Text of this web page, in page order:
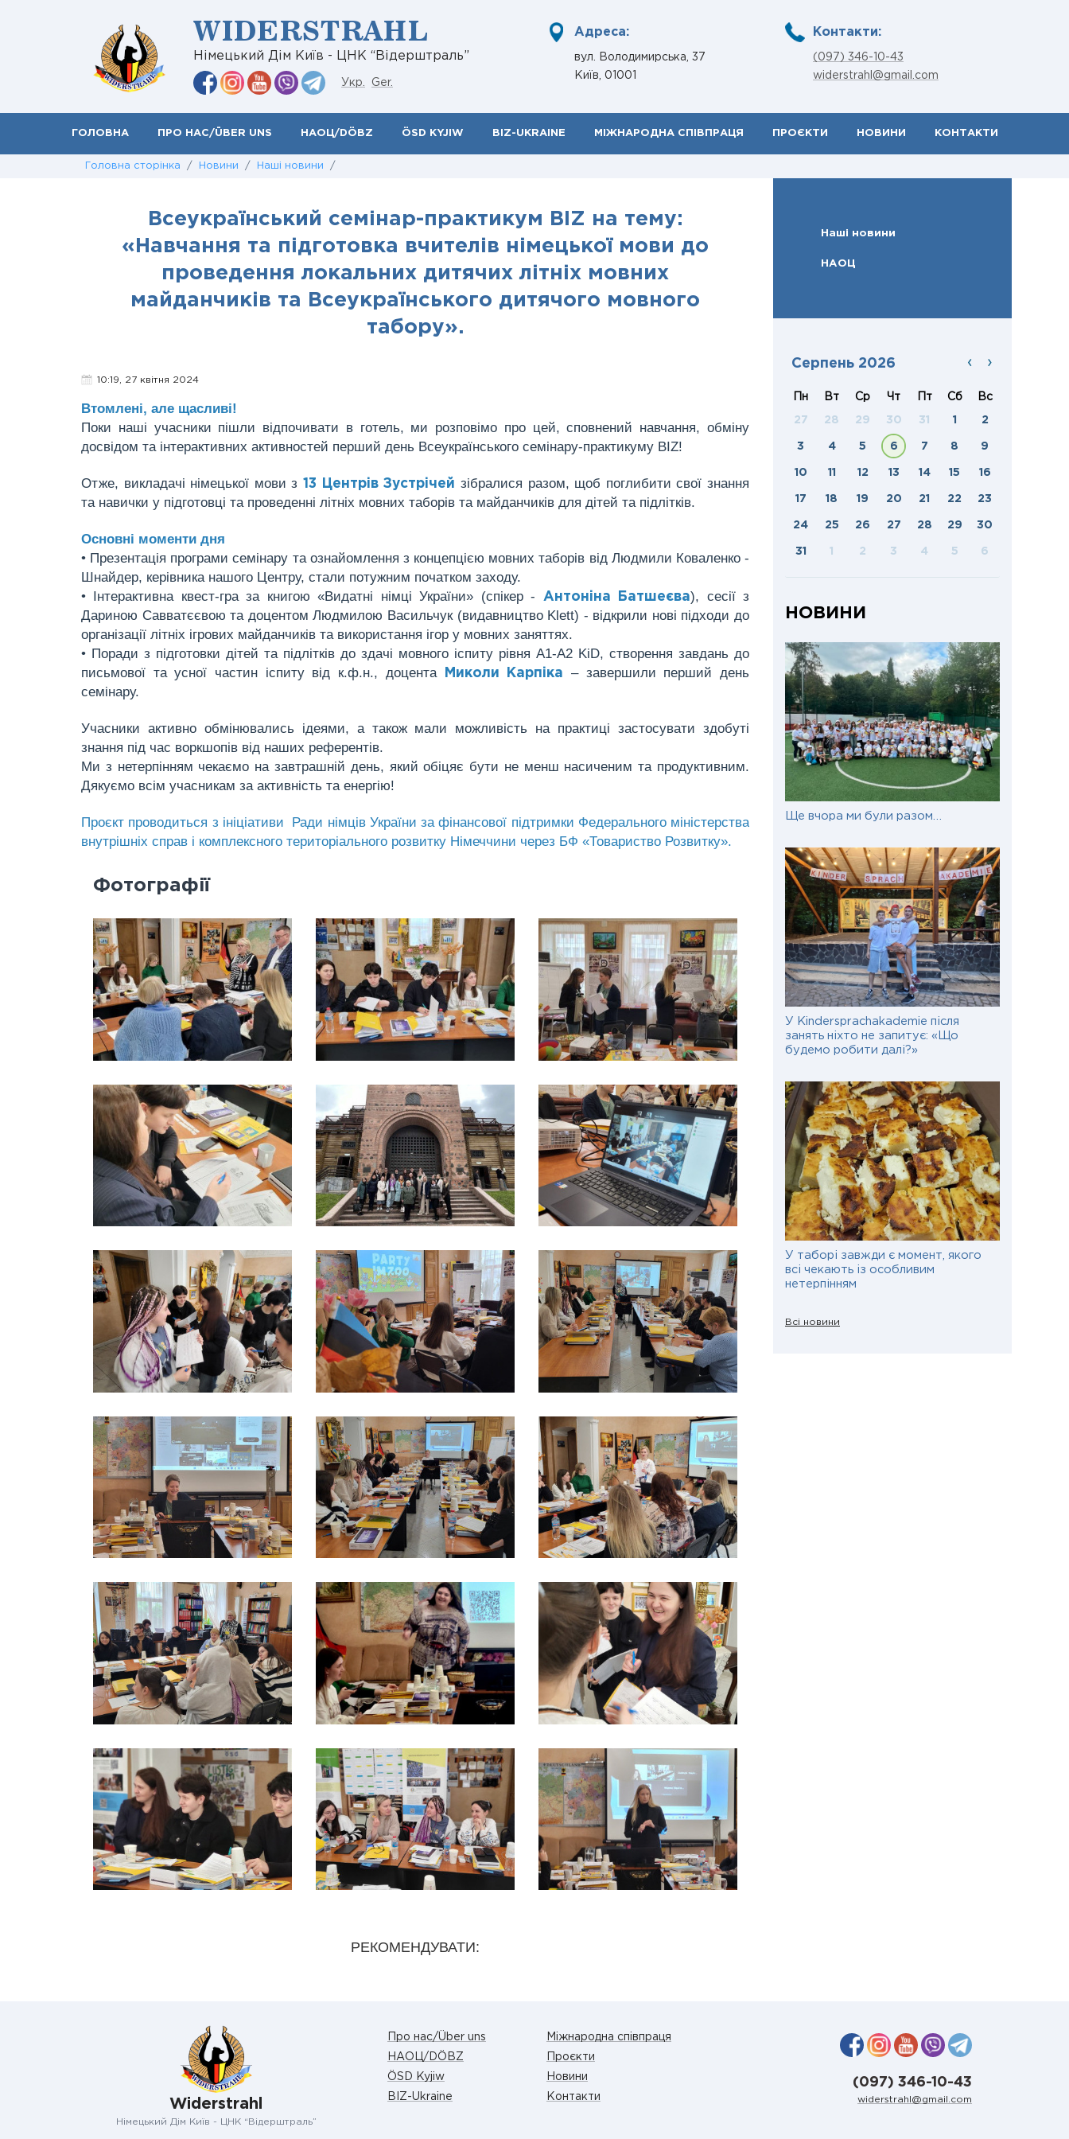
WIDERSTRAHL
Німецький Дім Київ - ЦНК “Відерштраль”
Укр. Ger.
Адреса:
вул. Володимирська, 37
Київ, 01001
Контакти:
(097) 346-10-43
widerstrahl@gmail.com
ГОЛОВНА ПРО НАС/ÜBER UNS НАОЦ/DÖBZ ÖSD KYJIW BIZ-UKRAINE МІЖНАРОДНА СПІВПРАЦЯ ПРОЄКТИ НОВИНИ КОНТАКТИ
Головна сторінка / Новини / Наші новини /
Наші новини
НАОЦ
›
‹
Серпень 2026
Пн Вт Ср Чт Пт Сб Вс
27 28 29 30 31 1 2
3 4 5 6 7 8 9
10 11 12 13 14 15 16
17 18 19 20 21 22 23
24 25 26 27 28 29 30
31 1 2 3 4 5 6
НОВИНИ
Ще вчора ми були разом…
У Kindersprachakademie після
занять ніхто не запитує: «Що
будемо робити далі?»
У таборі завжди є момент, якого
всі чекають із особливим
нетерпінням
Всі новини
Всеукраїнський семінар-практикум BIZ на тему:
«Навчання та підготовка вчителів німецької мови до
проведення локальних дитячих літніх мовних
майданчиків та Всеукраїнського дитячого мовного
табору».
10:19, 27 квітня 2024
Втомлені, але щасливі!
Поки наші учасники пішли відпочивати в готель, ми розповімо про цей, сповнений навчання, обміну
досвідом та інтерактивних активностей перший день Всеукраїнського семінару-практикуму BIZ!
Отже, викладачі німецької мови з13 Центрів Зустрічей зібралися разом, щоб поглибити свої знання
та навички у підготовці та проведенні літніх мовних таборів та майданчиків для дітей та підлітків.
Основні моменти дня
• Презентація програми семінару та ознайомлення з концепцією мовних таборів від Людмили Коваленко -
Шнайдер, керівника нашого Центру, стали потужним початком заходу.
• Інтерактивна квест-гра за книгою «Видатні німці України» (спікер -
Антоніна Батшеєва), сесії з
Дариною Савватєєвою та доцентом Людмилою Васильчук (видавництво Klett) - відкрили нові підходи до
організації літніх ігрових майданчиків та використання ігор у мовних заняттях.
• Поради з підготовки дітей та підлітків до здачі мовного іспиту рівня А1-А2 KiD, створення завдань до
письмової та усної частин іспиту від к.ф.н., доцентаМиколи Карпіка – завершили перший день
семінару.
Учасники активно обмінювались ідеями, а також мали можливість на практиці застосувати здобуті
знання під час воркшопів від наших референтів.
Ми з нетерпінням чекаємо на завтрашній день, який обіцяє бути не менш насиченим та продуктивним.
Дякуємо всім учасникам за активність та енергію!
Проєкт проводиться з ініціативи Ради німців України за фінансової підтримки Федерального міністерства
внутрішніх справ і комплексного територіального розвитку Німеччини через БФ «Товариство Розвитку».
Фотографії
РЕКОМЕНДУВАТИ:
Widerstrahl
Німецький Дім Київ - ЦНК “Відерштраль”
Про нас/Über uns
НАОЦ/DÖBZ
ÖSD Kyjiw
BIZ-Ukraine
Міжнародна співпраця
Проєкти
Новини
Контакти
(097) 346-10-43
widerstrahl@gmail.com